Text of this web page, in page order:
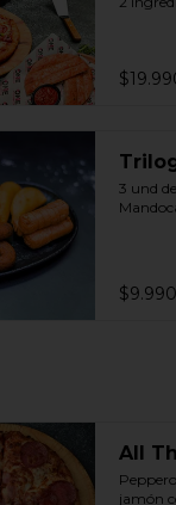
3 und
$9.990
All
jamón